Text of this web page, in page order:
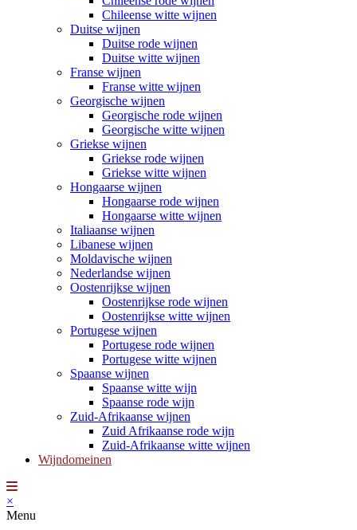
Chileense witte wijnen
Duitse wijnen
Duitse rode wijnen
Duitse witte wijnen
Franse wijnen
Franse witte wijnen
Georgische wijnen
Georgische rode wijnen
Georgische witte wijnen
Griekse wijnen
Griekse rode wijnen
Griekse witte wijnen
Hongaarse wijnen
Hongaarse rode wijnen
Hongaarse witte wijnen
Italiaanse wijnen
Libanese wijnen
Moldavische wijnen
Nederlandse wijnen
Oostenrijkse wijnen
Oostenrijkse rode wijnen
Oostenrijkse witte wijnen
Portugese wijnen
Portugese rode wijnen
Portugese witte wijnen
Spaanse wijnen
Spaanse witte wijn
Spaanse rode wijn
Zuid-Afrikaanse wijnen
Zuid Afrikaanse rode wijn
Zuid-Afrikaanse witte wijnen
Wijndomeinen
×
Menu